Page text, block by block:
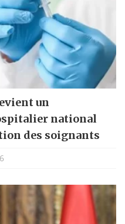
un
national
des soignants